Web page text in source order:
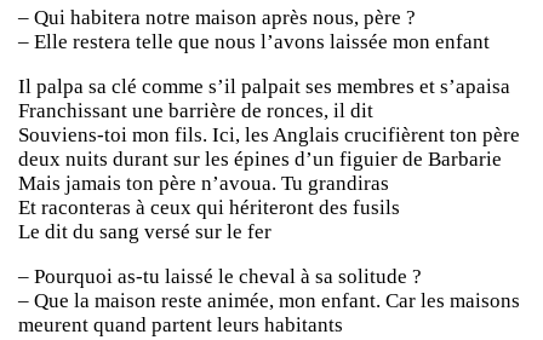
– Qui habitera notre maison après nous, père ?
– Elle restera telle que nous l’avons laissée mon enfant
Il palpa sa clé comme s’il palpait ses membres et s’apaisa
Franchissant une barrière de ronces, il dit
Souviens-toi mon fils. Ici, les Anglais crucifièrent ton père
deux nuits durant sur les épines d’un figuier de Barbarie
Mais jamais ton père n’avoua. Tu grandiras
Et raconteras à ceux qui hériteront des fusils
Le dit du sang versé sur le fer
– Pourquoi as-tu laissé le cheval à sa solitude ?
– Que la maison reste animée, mon enfant. Car les maisons
meurent quand partent leurs habitants